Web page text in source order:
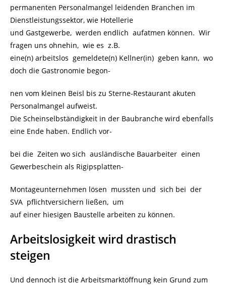
permanenten Personalmangel leidenden Branchen im
Dienstleistungssektor, wie Hotellerie
und Gastgewerbe, werden endlich aufatmen können. Wir
fragen uns ohnehin, wie es z.B.
eine(n) arbeitslos gemeldete(n) Kellner(in) geben kann, wo
doch die Gastronomie begon-
nen vom kleinen Beisl bis zu Sterne-Restaurant akuten
Personalmangel aufweist.
Die Scheinselbständigkeit in der Baubranche wird ebenfalls
eine Ende haben. Endlich vor-
bei die Zeiten wo sich ausländische Bauarbeiter einen
Gewerbeschein als Rigipsplatten-
Montageunternehmen lösen mussten und sich bei der
SVA pflichtversichern ließen, um
auf einer hiesigen Baustelle arbeiten zu können.
Arbeitslosigkeit wird drastisch
steigen
Und dennoch ist die Arbeitsmarktöffnung kein Grund zum